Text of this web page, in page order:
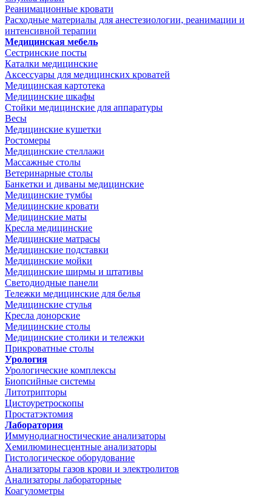
Реанимационные кровати
Расходные материалы для анестезиологии, реанимации и
интенсивной терапии
Медицинская мебель
Сестринские посты
Каталки медицинские
Аксессуары для медицинских кроватей
Медицинская картотека
Медицинские шкафы
Стойки медицинские для аппаратуры
Весы
Медицинские кушетки
Ростомеры
Медицинские стеллажи
Массажные столы
Ветеринарные столы
Банкетки и диваны медицинские
Медицинские тумбы
Медицинские кровати
Медицинские маты
Кресла медицинские
Медицинские матрасы
Медицинские подставки
Медицинские мойки
Медицинские ширмы и штативы
Светодиодные панели
Тележки медицинские для белья
Медицинские стулья
Кресла донорские
Медицинские столы
Медицинские столики и тележки
Прикроватные столы
Урология
Урологические комплексы
Биопсийные системы
Литотрипторы
Цистоуретроскопы
Простатэктомия
Лаборатория
Иммунодиагностические анализаторы
Хемилюминесцентные анализаторы
Гистологическое оборудование
Анализаторы газов крови и электролитов
Анализаторы лабораторные
Коагулометры